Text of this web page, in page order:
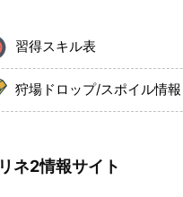
習得スキル表
狩場ドロップ/スポイル情報
リネ2情報サイト